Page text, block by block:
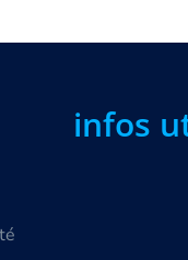
infos